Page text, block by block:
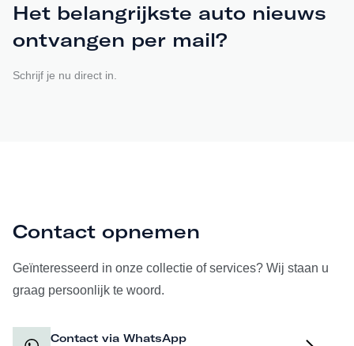
Het belangrijkste auto nieuws
ontvangen per mail?
Schrijf je nu direct in.
Contact opnemen
Geïnteresseerd in onze collectie of services? Wij staan u
graag persoonlijk te woord.
Contact via WhatsApp